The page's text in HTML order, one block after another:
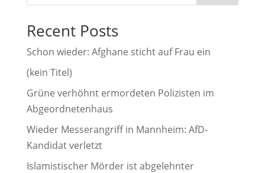
t
i
e
:
Recent Posts
Schon wieder: Afghane sticht auf Frau ein
(kein Titel)
Grüne verhöhnt ermordeten Polizisten im
Abgeordnetenhaus
Wieder Messerangriff in Mannheim: AfD-
Kandidat verletzt
Islamistischer Mörder ist abgelehnter